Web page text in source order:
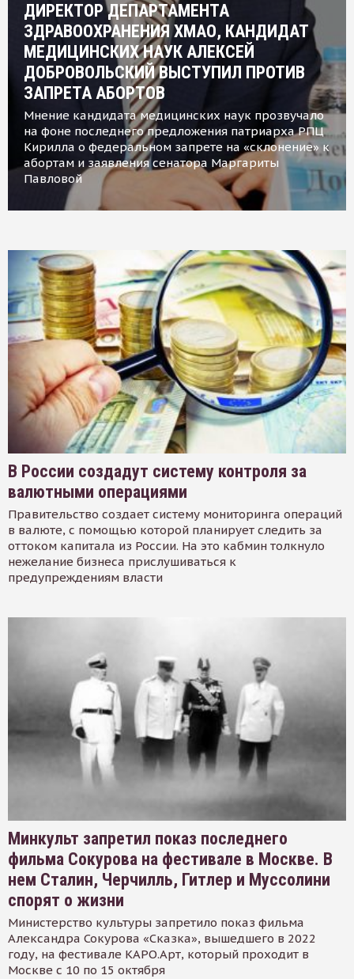
ДИРЕКТОР ДЕПАРТАМЕНТА
ЗДРАВООХРАНЕНИЯ ХМАО, КАНДИДАТ
МЕДИЦИНСКИХ НАУК АЛЕКСЕЙ
ДОБРОВОЛЬСКИЙ ВЫСТУПИЛ ПРОТИВ
ЗАПРЕТА АБОРТОВ
Мнение кандидата медицинских наук прозвучало
на фоне последнего предложения патриарха РПЦ
Кирилла о федеральном запрете на «склонение» к
абортам и заявления сенатора Маргариты
Павловой
В России создадут систему контроля за
валютными операциями
Правительство создает систему мониторинга операций
в валюте, с помощью которой планирует следить за
оттоком капитала из России. На это кабмин толкнуло
нежелание бизнеса прислушиваться к
предупреждениям власти
Минкульт запретил показ последнего
фильма Сокурова на фестивале в Москве. В
нем Сталин, Черчилль, Гитлер и Муссолини
спорят о жизни
Министерство культуры запретило показ фильма
Александра Сокурова «Сказка», вышедшего в 2022
году, на фестивале КАРО.Арт, который проходит в
Москве с 10 по 15 октября